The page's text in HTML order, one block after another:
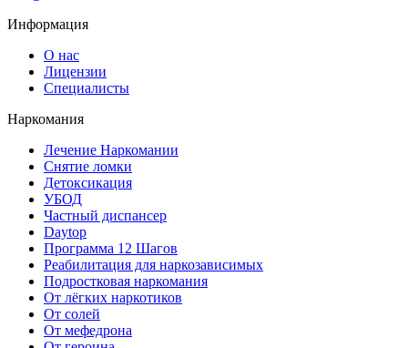
Информация
О нас
Лицензии
Специалисты
Наркомания
Лечение Наркомании
Снятие ломки
Детоксикация
УБОД
Частный диспансер
Daytop
Программа 12 Шагов
Реабилитация для наркозависимых
Подростковая наркомания
От лёгких наркотиков
От солей
От мефедрона